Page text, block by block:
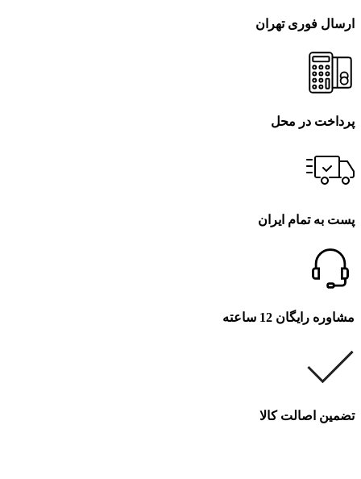
ارسال فوری تهران
پرداخت در محل
پست به تمام ایران
مشاوره رایگان 12 ساعته
تضمین اصالت کالا